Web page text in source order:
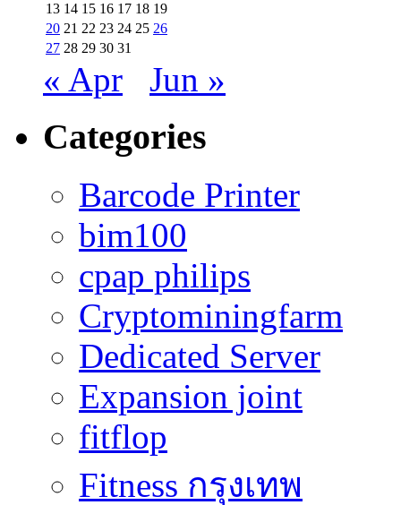
13 14 15 16 17 18 19
20 21 22 23 24 25 26
27 28 29 30 31
« Apr Jun »
Categories
Barcode Printer
bim100
cpap philips
Cryptominingfarm
Dedicated Server
Expansion joint
fitflop
Fitness กรุงเทพ